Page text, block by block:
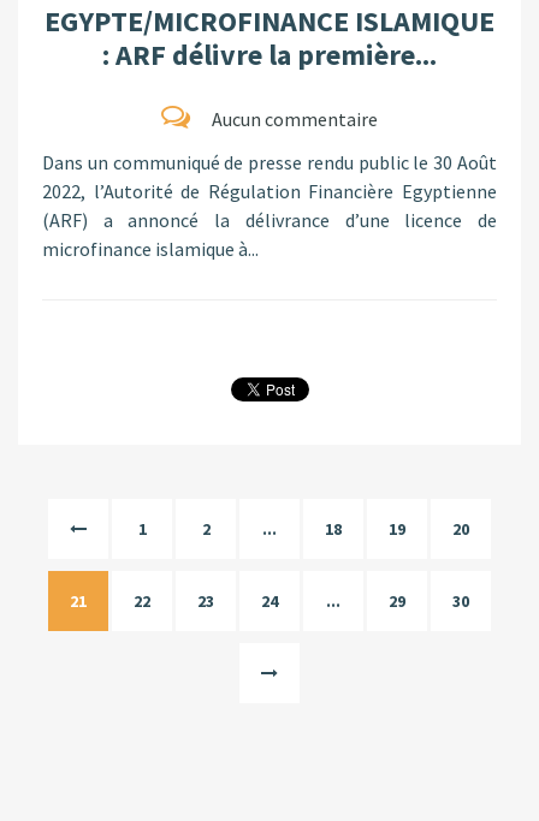
EGYPTE/MICROFINANCE ISLAMIQUE
: ARF délivre la première...
Aucun commentaire
Dans un communiqué de presse rendu public le 30 Août
2022, l’Autorité de Régulation Financière Egyptienne
(ARF) a annoncé la délivrance d’une licence de
microfinance islamique à...
1 2 ... 18 19 20
21 22 23 24 ... 29 30